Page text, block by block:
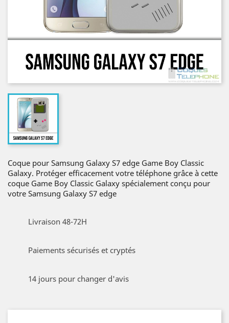
Coque pour Samsung Galaxy S7 edge Game Boy Classic
Galaxy. Protéger efficacement votre téléphone grâce à cette
coque Game Boy Classic Galaxy spécialement conçu pour
votre Samsung Galaxy S7 edge
Livraison 48-72H
Paiements sécurisés et cryptés
14 jours pour changer d'avis